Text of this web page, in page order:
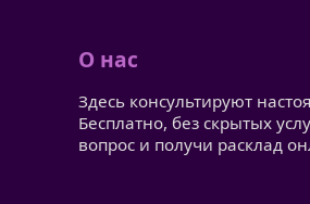
О нас
Здесь консультируют
Бесплатно, без скрытых
вопрос и получи расклад